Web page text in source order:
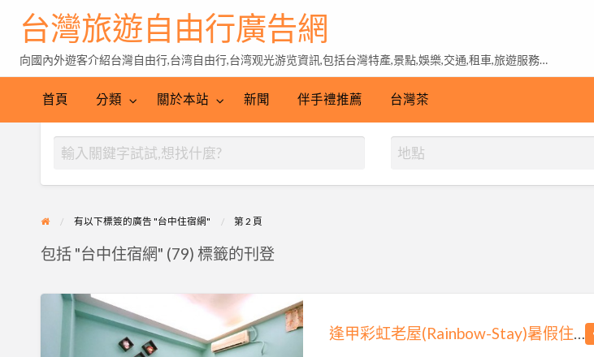
台
茶
台灣旅遊自由行廣告網
向國內外遊客介紹台灣自由行,台湾自由行,台湾观光游览資訊,包括台灣特產,景點,娛樂,交通,租車,旅遊服務…
首頁 分類 關於本站 新聞 伴手禮推薦 台灣茶
有以下標簽的廣告 "台中住宿網" 第 2 頁
包括 "台中住宿網" (79) 標籤的刊登
逢甲彩虹老屋(Rainbow-Stay)暑假住宿不漲價唷♥揪咪…且加人不加價~機車趴趴GO好划算~繽紛房間好夢幻